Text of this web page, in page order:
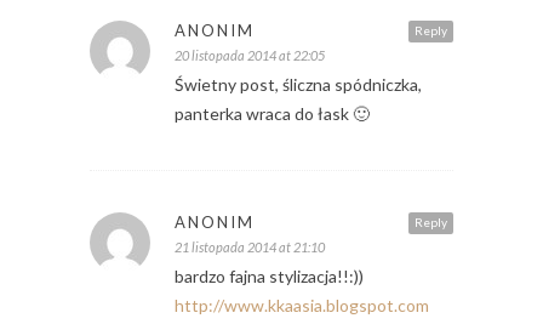
Reply
ANONIM
20 listopada 2014 at 22:05
Świetny post, śliczna spódniczka,
panterka wraca do łask 🙂
Reply
ANONIM
21 listopada 2014 at 21:10
bardzo fajna stylizacja!!:))
http://www.kkaasia.blogspot.com